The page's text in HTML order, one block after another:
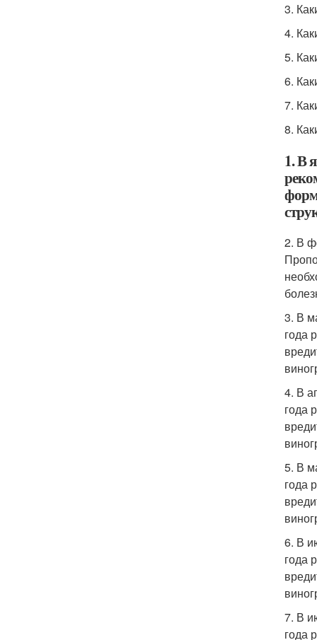
3.
4.
5.
6.
7.
8.
1. В
2. В
3. В
года
4. В
года
5. В
года
6. В
года
7. В
года